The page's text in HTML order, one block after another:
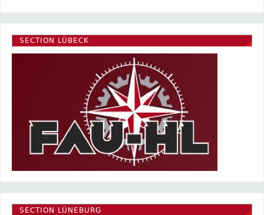
SECTION LÜBECK
SECTION LÜNEBURG